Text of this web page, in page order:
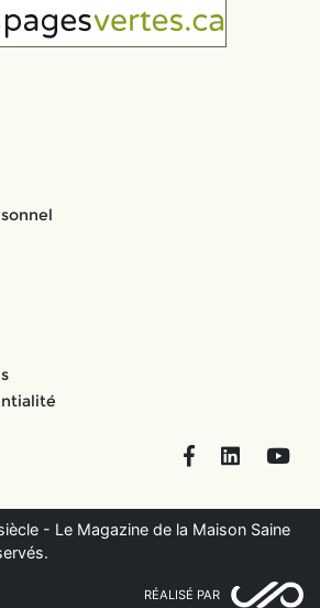
FacebookLinkedIn
- Le Magazine de la Maison Saine
RÉALISÉ PAR